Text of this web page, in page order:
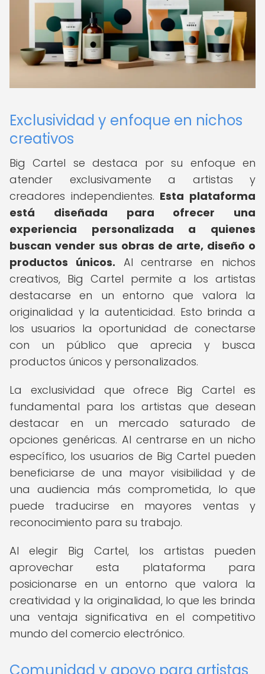
Exclusividad y enfoque en nichos
creativos
Big Cartel se destaca por su enfoque en
atender exclusivamente a artistas y
creadores independientes. Esta plataforma
está diseñada para ofrecer una
experiencia personalizada a quienes
buscan vender sus obras de arte, diseño o
productos únicos. Al centrarse en nichos
creativos, Big Cartel permite a los artistas
destacarse en un entorno que valora la
originalidad y la autenticidad. Esto brinda a
los usuarios la oportunidad de conectarse
con un público que aprecia y busca
productos únicos y personalizados.
La exclusividad que ofrece Big Cartel es
fundamental para los artistas que desean
destacar en un mercado saturado de
opciones genéricas. Al centrarse en un nicho
específico, los usuarios de Big Cartel pueden
beneficiarse de una mayor visibilidad y de
una audiencia más comprometida, lo que
puede traducirse en mayores ventas y
reconocimiento para su trabajo.
Al elegir Big Cartel, los artistas pueden
aprovechar esta plataforma para
posicionarse en un entorno que valora la
creatividad y la originalidad, lo que les brinda
una ventaja significativa en el competitivo
mundo del comercio electrónico.